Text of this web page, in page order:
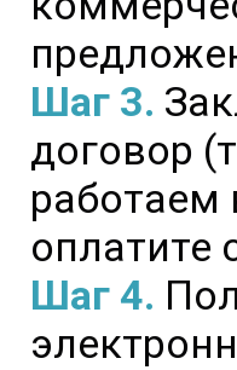
Шаг 3.
договор
оплатите
Шаг 4.